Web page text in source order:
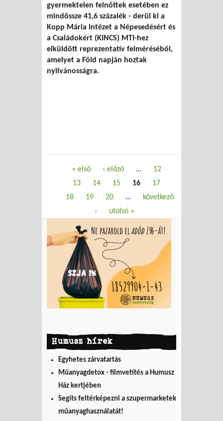
gyermektelen felnőttek esetében ez
mindössze 41,6 százalék - derül ki a
Kopp Mária Intézet a Népesedésért és
a Családokért (KINCS) MTI-hez
elküldött reprezentatív felméréséből,
amelyet a Föld napján hoztak
nyilvánosságra.
Oldalak« első ‹ előző …
12
13
14 15 16
17
18
19 20 …
következő
›
utolsó »
Humusz hírek
Egyhetes zárvatartás
Műanyagdetox - filmvetítés a Humusz
Ház kertjében
Segíts feltérképezni a szupermarketek
műanyaghasználatát!